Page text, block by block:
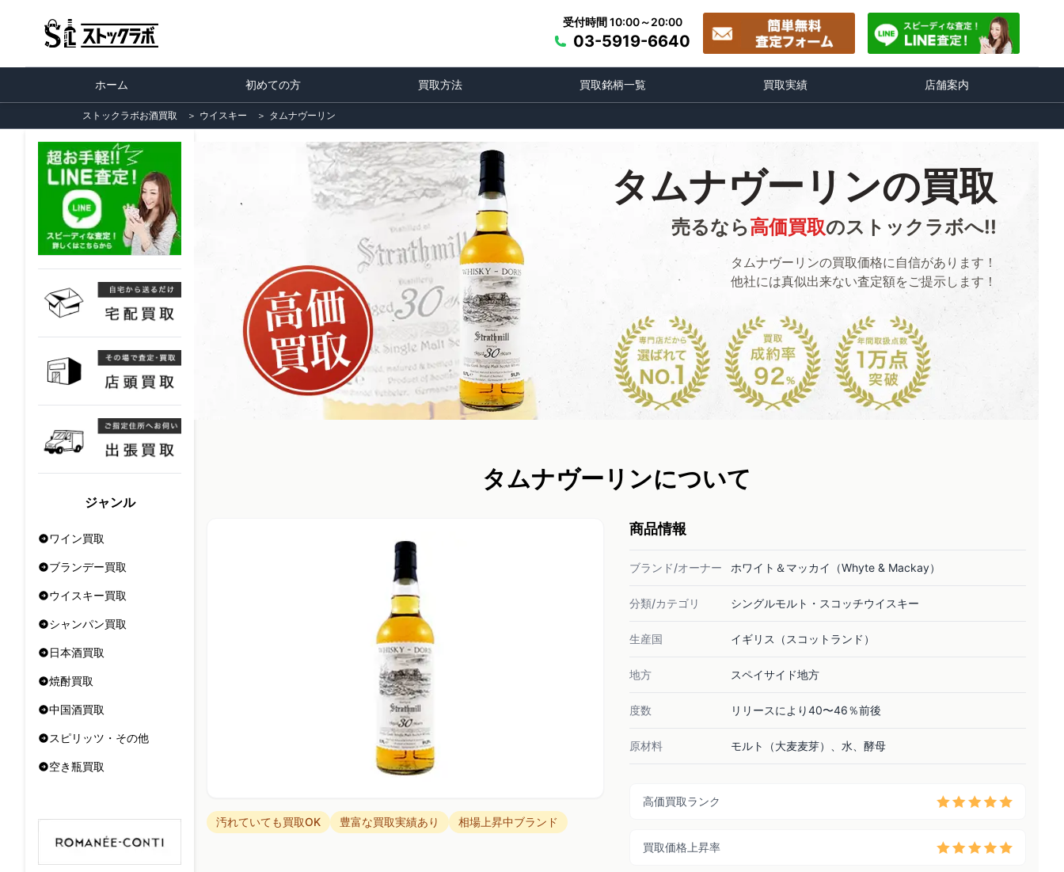
受付時間 10:00～20:00
03-5919-6640
ホーム 初めての方 買取方法 買取銘柄一覧 買取実績 店舗案内
ストックラボお酒買取 ＞ ウイスキー ＞ タムナヴーリン
ジャンル
ワイン買取
ブランデー買取
ウイスキー買取
シャンパン買取
日本酒買取
焼酎買取
中国酒買取
スピリッツ・その他
空き瓶買取
タムナヴーリンの買取
売るなら高価買取のストックラボへ!!
タムナヴーリンの買取価格に自信があります！
他社には真似出来ない査定額をご提示します！
タムナヴーリンについて
汚れていても買取OK 豊富な買取実績あり 相場上昇中ブランド
商品情報
ブランド/オーナー ホワイト＆マッカイ（Whyte & Mackay）
分類/カテゴリ シングルモルト・スコッチウイスキー
生産国 イギリス（スコットランド）
地方 スペイサイド地方
度数 リリースにより40〜46％前後
原材料 モルト（大麦麦芽）、水、酵母
高価買取ランク
買取価格上昇率